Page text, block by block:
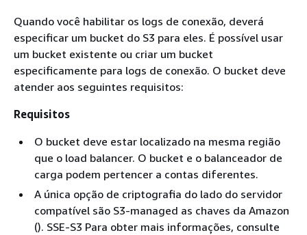
Quando você habilitar os logs de conexão, deverá
especificar um bucket do S3 para eles. É possível usar
um bucket existente ou criar um bucket
especificamente para logs de conexão. O bucket deve
atender aos seguintes requisitos:
Requisitos
O bucket deve estar localizado na mesma região
que o load balancer. O bucket e o balanceador de
carga podem pertencer a contas diferentes.
A única opção de criptografia do lado do servidor
compatível são S3-managed as chaves da Amazon
(). SSE-S3 Para obter mais informações, consulte